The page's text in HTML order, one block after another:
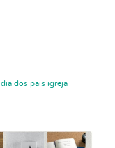
dos pais igreja